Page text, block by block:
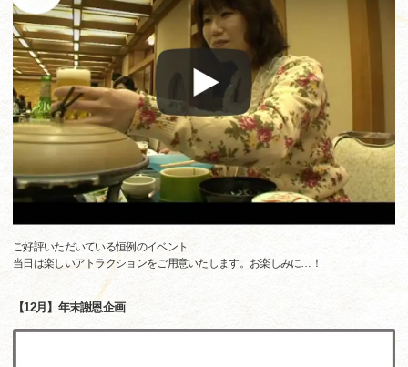
ご好評いただいている恒例のイベント
当日は楽しいアトラクションをご用意いたします。お楽しみに…！
【12月】年末謝恩企画